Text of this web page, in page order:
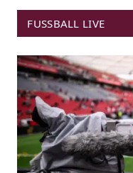
FUSSBALL LIVE